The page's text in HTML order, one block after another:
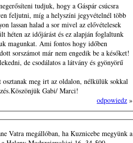
tudjuk, hogy a Gáspár csúcsra
feljutni, míg a helyszíni jegyvételnél több
lassan halad a sor mivel az elővételesek
héten az időjárást és ez alapján foglaltunk
magunkat. Ami fontos hogy időben
sorszámot már nem engedik be a későket!
de csodálatos a látvány és gyönyörű
osztanak meg irt az oldalon, nélkülük sokkal
Gabi/ Marci!
odpowiedz »
Vatra megállóban, ha Kuznicebe megyünk a